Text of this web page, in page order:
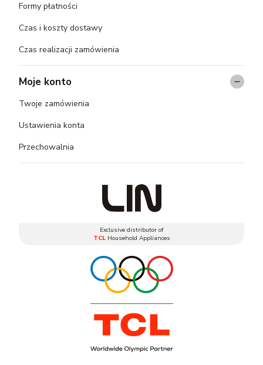
Formy płatności
Czas i koszty dostawy
Czas realizacji zamówienia
Moje konto
Twoje zamówienia
Ustawienia konta
Przechowalnia
Exclusive distributor of
TCLHousehold Appliances